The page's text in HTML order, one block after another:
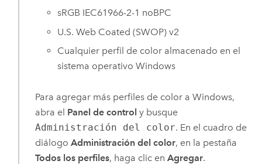
sRGB IEC61966-2-1 noBPC
U.S. Web Coated (SWOP) v2
Cualquier perfil de color almacenado en el
sistema operativoWindows
Para agregar más perfiles de color a Windows,
abra el Panel de control y busque
Administración del color. En el cuadro de
diálogo Administración del color, en la pestaña
Todos los perfiles, haga clic en Agregar.